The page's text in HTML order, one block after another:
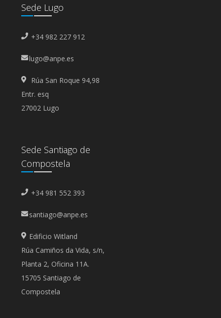
Sede Lugo
+34 982 227 912
lugo@anpe.es
Rúa San Roque 94,98
Entr. esq
27002 Lugo
Sede Santiago de
Compostela
+34 981 552 393
santiago@anpe.es
Edificio Witland
Rúa Camiños da Vida, s/n,
Planta 2, Oficina 11A.
15705 Santiago de
Compostela